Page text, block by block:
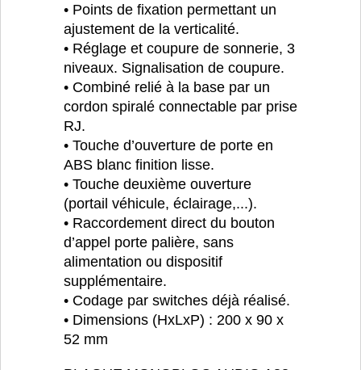
• Points de fixation permettant un
ajustement de la verticalité.
• Réglage et coupure de sonnerie, 3
niveaux. Signalisation de coupure.
• Combiné relié à la base par un
cordon spiralé connectable par prise
RJ.
• Touche d’ouverture de porte en
ABS blanc finition lisse.
• Touche deuxième ouverture
(portail véhicule, éclairage,...).
• Raccordement direct du bouton
d’appel porte palière, sans
alimentation ou dispositif
supplémentaire.
• Codage par switches déjà réalisé.
• Dimensions (HxLxP) : 200 x 90 x
52 mm